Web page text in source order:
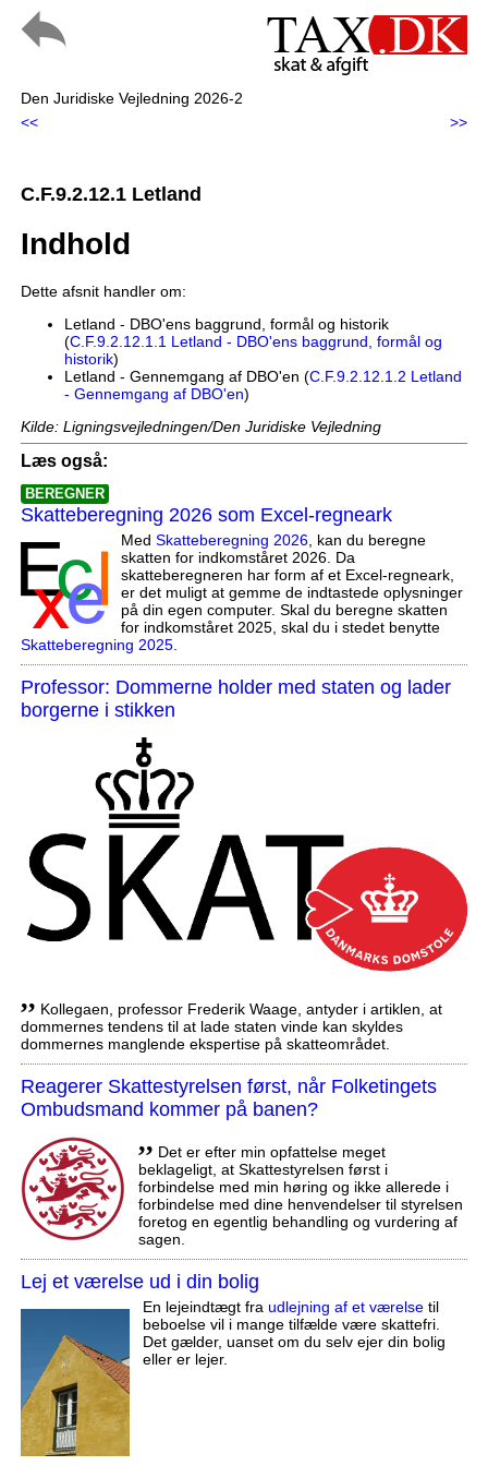
Den Juridiske Vejledning 2026-2
<<
>>
C.F.9.2.12.1 Letland
Indhold
Dette afsnit handler om:
Letland - DBO'ens baggrund, formål og historik
(C.F.9.2.12.1.1 Letland - DBO'ens baggrund, formål og
historik)
Letland - Gennemgang af DBO'en (C.F.9.2.12.1.2 Letland
- Gennemgang af DBO'en)
Kilde: Ligningsvejledningen/Den Juridiske Vejledning
Læs også:
BEREGNER
Skatteberegning 2026 som Excel-regneark
Med Skatteberegning 2026, kan du beregne
skatten for indkomståret 2026. Da
skatteberegneren har form af et Excel-regneark,
er det muligt at gemme de indtastede oplysninger
på din egen computer. Skal du beregne skatten
for indkomståret 2025, skal du i stedet benytte
Skatteberegning 2025.
Professor: Dommerne holder med staten og lader
borgerne i stikken
,, Kollegaen, professor Frederik Waage, antyder i artiklen, at
dommernes tendens til at lade staten vinde kan skyldes
dommernes manglende ekspertise på skatteområdet.
Reagerer Skattestyrelsen først, når Folketingets
Ombudsmand kommer på banen?
,, Det er efter min opfattelse meget
beklageligt, at Skattestyrelsen først i
forbindelse med min høring og ikke allerede i
forbindelse med dine henvendelser til styrelsen
foretog en egentlig behandling og vurdering af
sagen.
Lej et værelse ud i din bolig
En lejeindtægt fra udlejning af et værelsetil
beboelse vil i mange tilfælde være skattefri.
Det gælder, uanset om du selv ejer din bolig
eller er lejer.